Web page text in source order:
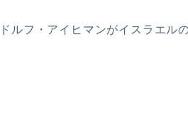
ルフ・アイヒマンがイスラエル